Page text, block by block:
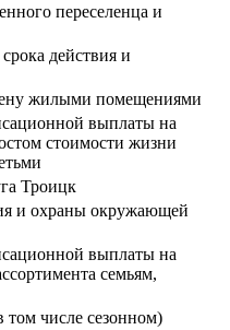
переселенца и
действия и
жилыми помещениями
выплаты на
стоимости жизни
Троицк
и охраны окружающей
выплаты на
семьям,
числе сезонном)